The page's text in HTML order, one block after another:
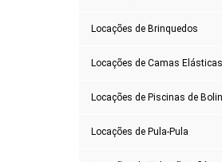
Locações de Brinquedos
Locações de Camas Elásticas
Locações de Piscinas de
Locações de Pula-Pula